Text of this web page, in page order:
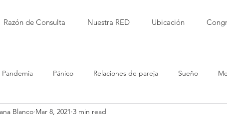
Razón de Consulta Nuestra RED Ubicación
Pandemia Pánico Relaciones de pareja Sueño
Patricia Calvo Isabel Garbanzo
Blanco Mar 8, 2021 3 min read